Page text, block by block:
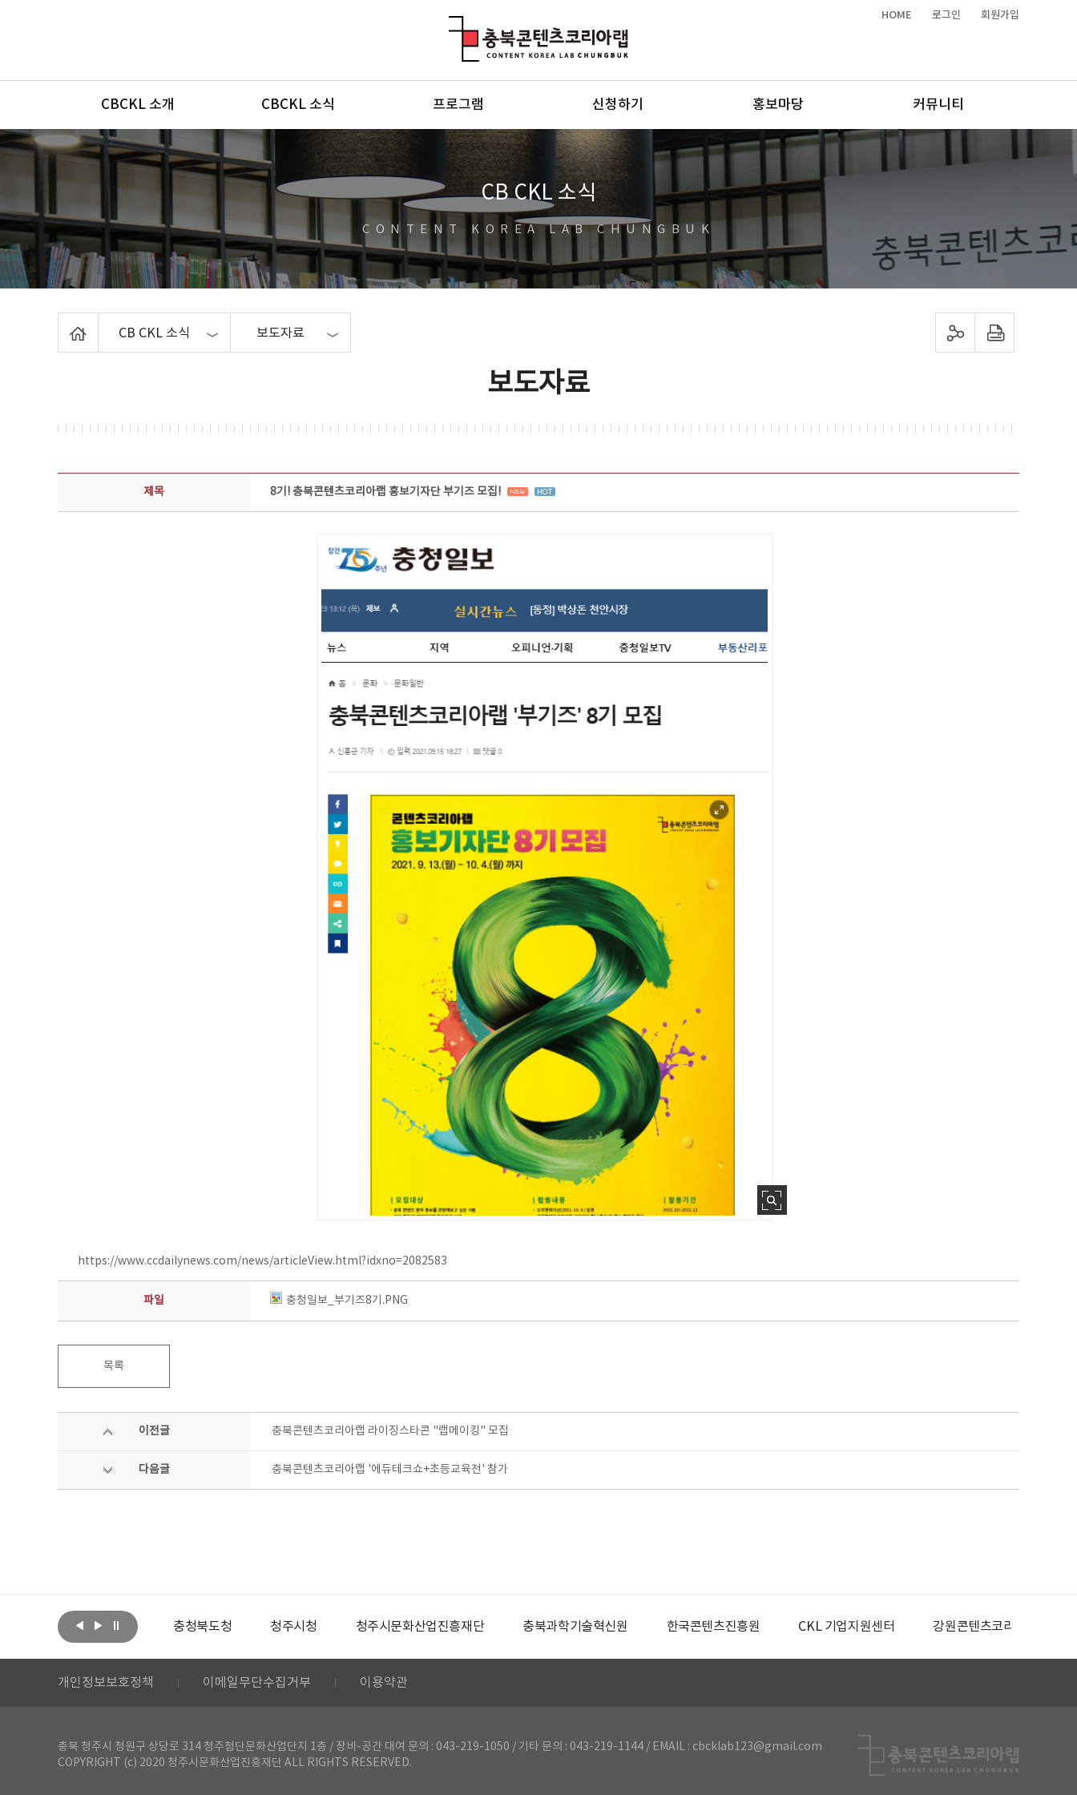
HOME 로그인 회원가입
메뉴
CBCKL 소개 CBCKL 소식 프로그램 신청하기 홍보마당 커뮤니티
CB CKL 소식
CONTENT KOREA LAB CHUNGBUK
CB CKL 소식 보도자료 sns 공유하기 프린트하기
보도자료
보도자료 상세보기 - 제목, 담당부서, 담당자, 담당연락처, 내용, 첨부파일 정보 제공
제목 8기! 충북콘텐츠코리아랩 홍보기자단 부기즈 모집!
https://www.ccdailynews.com/news/articleView.html?idxno=2082583
파일 충청일보_부기즈8기.PNG
목록
이전글 충북콘텐츠코리아랩 라이징스타콘 "랩메이킹" 모집
다음글 충북콘텐츠코리아랩 '에듀테크쇼+초등교육전' 참가
문화체육관광부 충청북도청 청주시청 청주시문화산업진흥재단 충북과학기술혁신원 한국콘텐츠진흥원 CKL 기업지원센터 강원콘텐츠코리아랩
개인정보보호정책 이메일무단수집거부 이용약관
충북 청주시 청원구 상당로 314 청주첨단문화산업단지 1층 / 장비-공간 대여 문의 : 043-219-1050 / 기타 문의 : 043-219-1144 / EMAIL : cbcklab123@gmail.com
COPYRIGHT (c) 2020 청주시문화산업진흥재단 ALL RIGHTS RESERVED.